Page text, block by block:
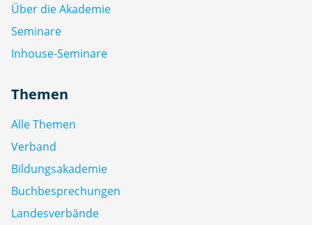
Über die Akademie
Seminare
Inhouse-Seminare
Themen
Alle Themen
Verband
Bildungsakademie
Buchbesprechungen
Landesverbände